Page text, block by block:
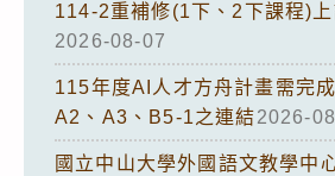
114-2重補修(1下、2下課程)
2026-08-07
115年度AI人才方舟計畫需完
A2、A3、B5-1之連結2026-
國立中山大學外國語文教學中